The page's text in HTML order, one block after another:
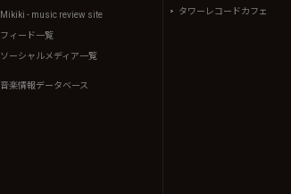
Mikiki - music review site
フィード一覧
ソーシャルメディア一覧
音楽情報データベース
タワーレコードカフェ